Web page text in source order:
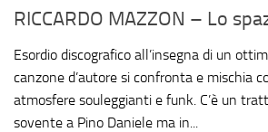
RICCARDO MAZZON – Lo
Esordio discografico all’insegna di un
canzone d’autore si confronta e mischia
atmosfere souleggianti e funk. C’è un
sovente a Pino Daniele ma in...